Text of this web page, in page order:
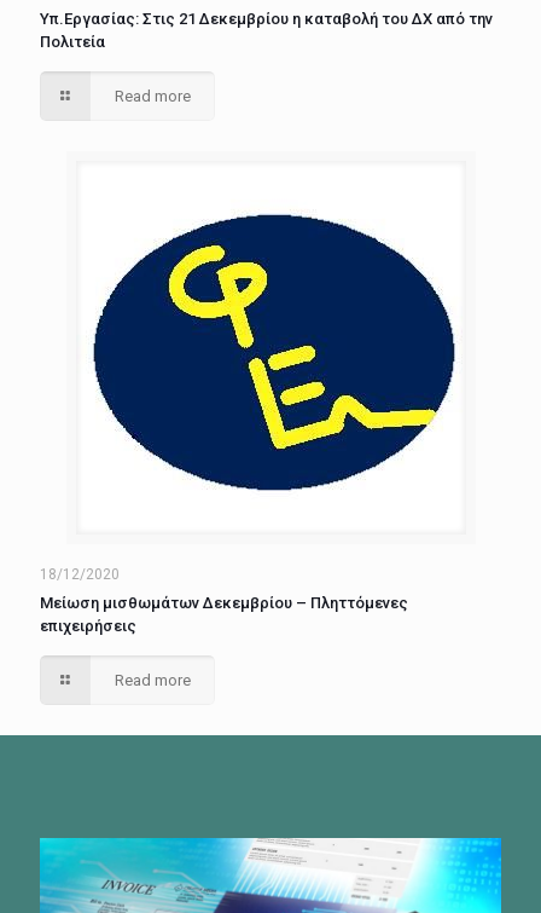
Υπ.Εργασίας: Στις 21 Δεκεμβρίου η καταβολή του ΔΧ από την
Πολιτεία
Read more
18/12/2020
Μείωση μισθωμάτων Δεκεμβρίου – Πληττόμενες
επιχειρήσεις
Read more